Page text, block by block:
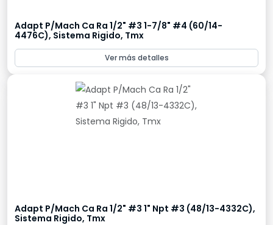
Adapt P/Mach Ca Ra 1/2" #3 1-7/8" #4 (60/14-
4476C), Sistema Rigido, Tmx
Ver más detalles
Adapt P/Mach Ca Ra 1/2" #3 1" Npt #3 (48/13-4332C),
Sistema Rigido, Tmx